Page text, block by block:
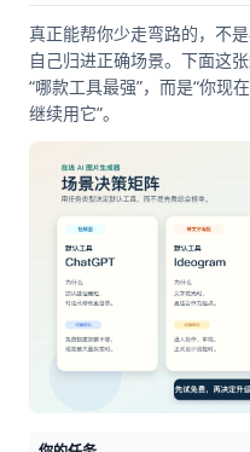
真正能帮你少走弯路的，不
自己归进正确场景。下面这
“哪款工具最强”，而是“你现
继续用它”。